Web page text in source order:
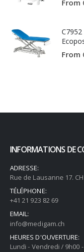
From
From
INFORMATIONS DE
ADRESSE:
Rue de Lausanne 17.
TÉLÉPHONE:
+41 21 923 82 69
EMAIL:
info@medigam.ch
HEURES D'OUVERTURE:
Lundi - Vendredi / 9h00